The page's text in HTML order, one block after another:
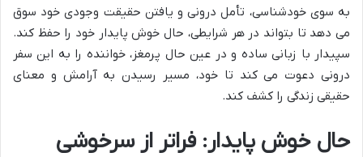
به سوی خودشناسی، تأمل درونی و یافتن حقیقت وجودی خود سوق
می دهد تا بتواند در هر شرایطی، حال خوش پایدار خود را حفظ کند.
سپیدار با زبانی ساده و در عین حال پرمغز، خواننده را به این سفر
درونی دعوت می کند تا خود، مسیر رسیدن به آرامش و معنای
حقیقی زندگی را کشف کند.
حال خوش پایدار: فراتر از سرخوشی